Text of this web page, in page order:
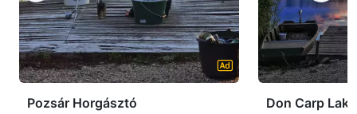
Pozsár Horgásztó Don Carp Lake